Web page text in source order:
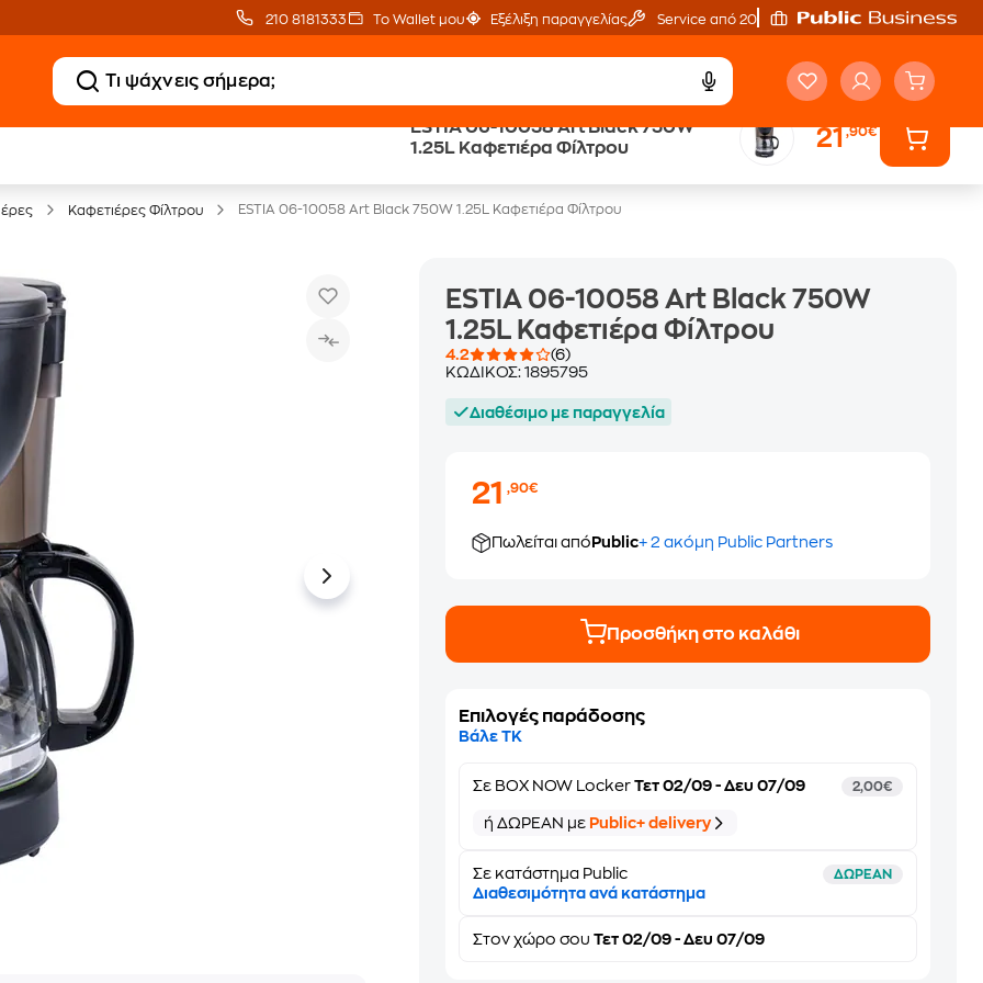
210 8181333 Το Wallet μου Εξέλιξη παραγγελίας Service από 20'
ESTIA 06-10058 Art Black 750W
1.25L Καφετιέρα Φίλτρου
21,90€
Δωρεάν Μεταφορικά Public επιστροφή €
Καφετιέρες Φίλτρου ESTIA 06-10058 Art Black 750W 1.25L Καφετιέρα Φίλτρου
ESTIA 06-10058 Art Black 750W
1.25L Καφετιέρα Φίλτρου
4.2
(6)
ΚΩΔΙΚΟΣ:1895795
Διαθέσιμο με παραγγελία
21,90€
Πωλείται από Public+ 2 ακόμη Public Partners
Προσθήκη στο καλάθι
Επιλογές παράδοσης
Βάλε ΤΚ
Σε BOX NOW Locker Τετ 02/09 - Δευ 07/09 2,00€
ή ΔΩΡΕΑΝ με Public+ delivery
Σε κατάστημα Public ΔΩΡΕΑΝ
Διαθεσιμότητα ανά κατάστημα
Στονχώρο σου Τετ 02/09 - Δευ 07/09